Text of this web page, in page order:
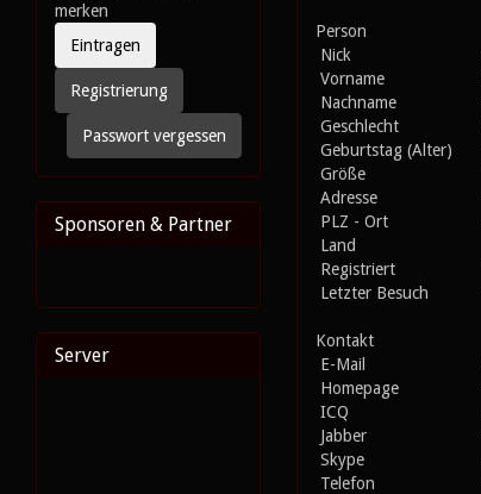
merken
Registrierung
Passwort vergessen
Sponsoren & Partner
Server
Person
Nick
Vorname
Nachname
Geschlecht
Geburtstag (Alter)
Größe
Adresse
PLZ - Ort
Land
Registriert
Letzter Besuch
Kontakt
E-Mail
Homepage
ICQ
Jabber
Skype
Telefon